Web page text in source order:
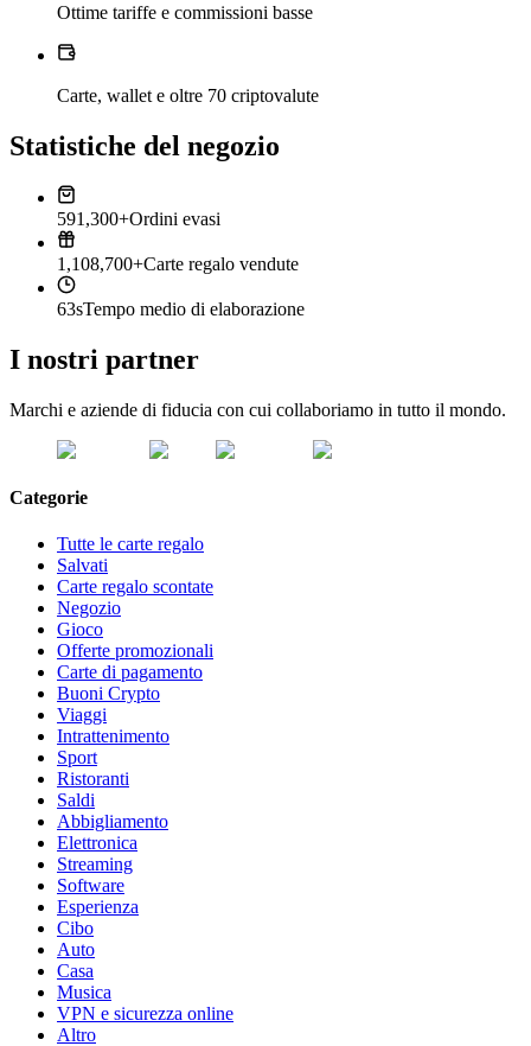
Ottime tariffe e commissioni basse
Carte, wallet e oltre 70 criptovalute
Statistiche del negozio
591,300+Ordini evasi
1,108,700+Carte regalo vendute
63sTempo medio di elaborazione
I nostri partner
Marchi e aziende di fiducia con cui collaboriamo in tutto il mondo.
Categorie
Tutte le carte regalo
Salvati
Carte regalo scontate
Negozio
Gioco
Offerte promozionali
Carte di pagamento
Buoni Crypto
Viaggi
Intrattenimento
Sport
Ristoranti
Saldi
Abbigliamento
Elettronica
Streaming
Software
Esperienza
Cibo
Auto
Casa
Musica
VPN e sicurezza online
Altro